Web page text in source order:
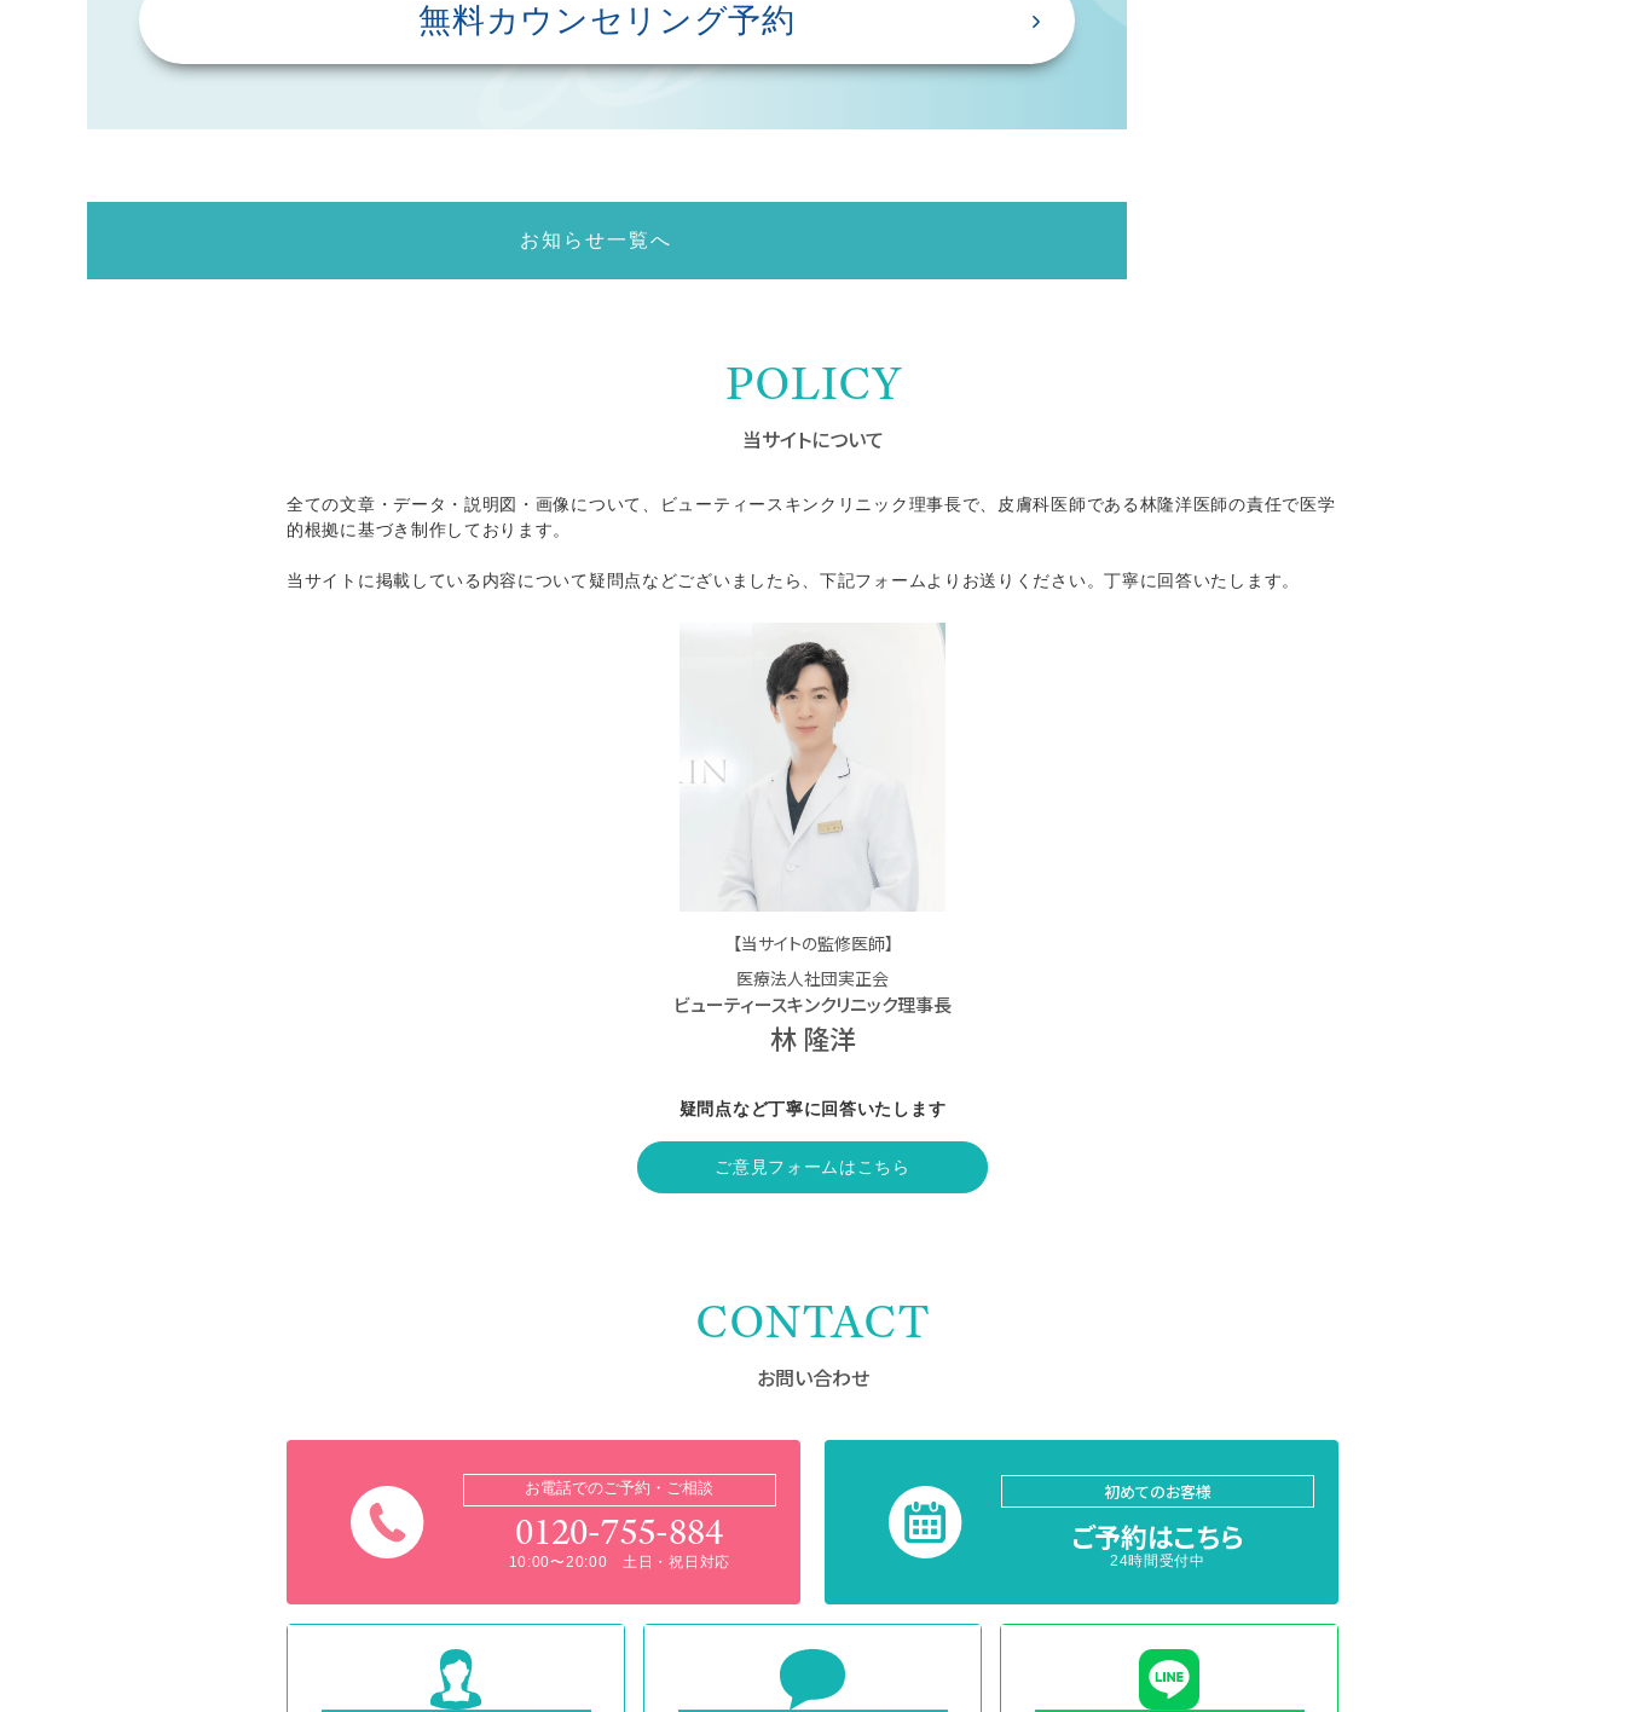
無料カウンセリング予約
お知らせ一覧へ
POLICY
当サイトについて
全ての文章・データ・説明図・画像について、ビューティースキンクリニック理事長で、皮膚科医師である林隆洋医師の責任で医学
的根拠に基づき制作しております。
当サイトに掲載している内容について疑問点などございましたら、下記フォームよりお送りください。丁寧に回答いたします。
【当サイトの監修医師】
医療法人社団実正会
ビューティースキンクリニック理事長
林 隆洋
疑問点など丁寧に回答いたします
ご意見フォームはこちら
CONTACT
お問い合わせ
お電話でのご予約・ご相談
0120-755-884
10:00〜20:00 土日・祝日対応
初めてのお客様
ご予約はこちら
24時間受付中